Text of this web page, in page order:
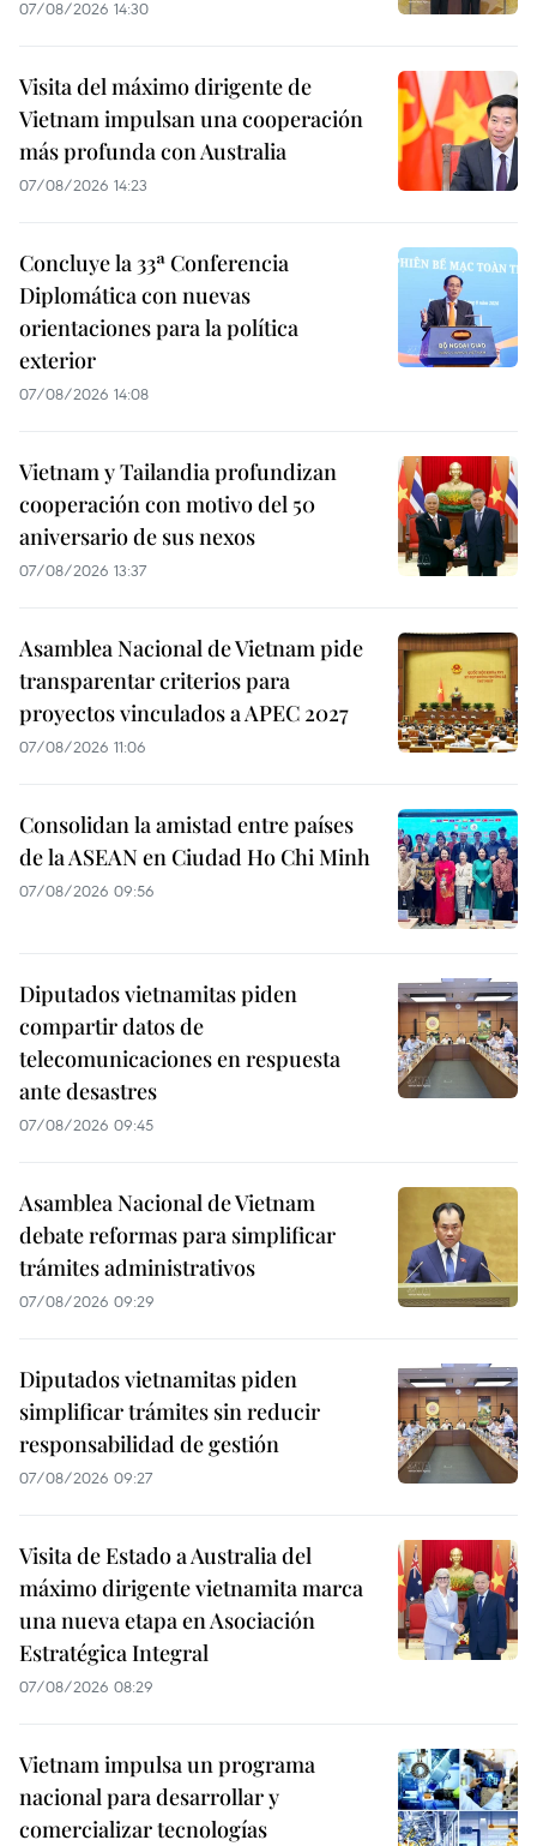
07/08/2026 14:30
Visita del máximo dirigente de
Vietnam impulsan una cooperación
más profunda con Australia
07/08/2026 14:23
Concluye la 33ª Conferencia
Diplomática con nuevas
orientaciones para la política
exterior
07/08/2026 14:08
Vietnam y Tailandia profundizan
cooperación con motivo del 50
aniversario de sus nexos
07/08/2026 13:37
Asamblea Nacional de Vietnam pide
transparentar criterios para
proyectos vinculados a APEC 2027
07/08/2026 11:06
Consolidan la amistad entre países
de la ASEAN en Ciudad Ho Chi Minh
07/08/2026 09:56
Diputados vietnamitas piden
compartir datos de
telecomunicaciones en respuesta
ante desastres
07/08/2026 09:45
Asamblea Nacional de Vietnam
debate reformas para simplificar
trámites administrativos
07/08/2026 09:29
Diputados vietnamitas piden
simplificar trámites sin reducir
responsabilidad de gestión
07/08/2026 09:27
Visita de Estado a Australia del
máximo dirigente vietnamita marca
una nueva etapa en Asociación
Estratégica Integral
07/08/2026 08:29
Vietnam impulsa un programa
nacional para desarrollar y
comercializar tecnologías